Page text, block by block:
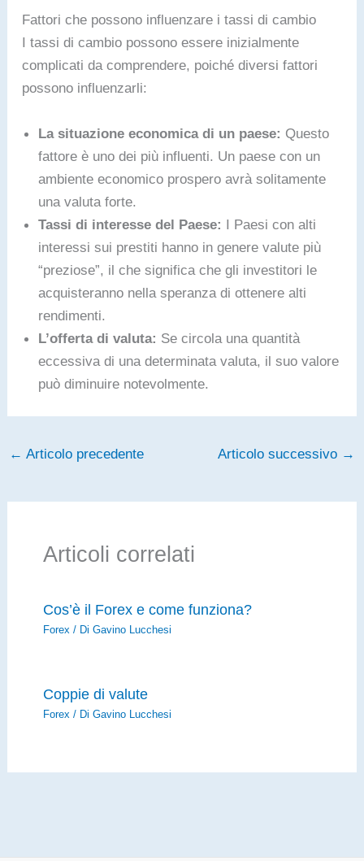
Fattori che possono influenzare i tassi di cambio
I tassi di cambio possono essere inizialmente
complicati da comprendere, poiché diversi fattori
possono influenzarli:
La situazione economica di un paese: Questo
fattore è uno dei più influenti. Un paese con un
ambiente economico prospero avrà solitamente
una valuta forte.
Tassi di interesse del Paese: I Paesi con alti
interessi sui prestiti hanno in genere valute più
“preziose”, il che significa che gli investitori le
acquisteranno nella speranza di ottenere alti
rendimenti.
L’offerta di valuta: Se circola una quantità
eccessiva di una determinata valuta, il suo valore
può diminuire notevolmente.
← Articolo precedente Articolo successivo →
Articoli correlati
Cos’è il Forex e come funziona?
Forex/ Di Gavino Lucchesi
Coppie di valute
Forex/ Di Gavino Lucchesi